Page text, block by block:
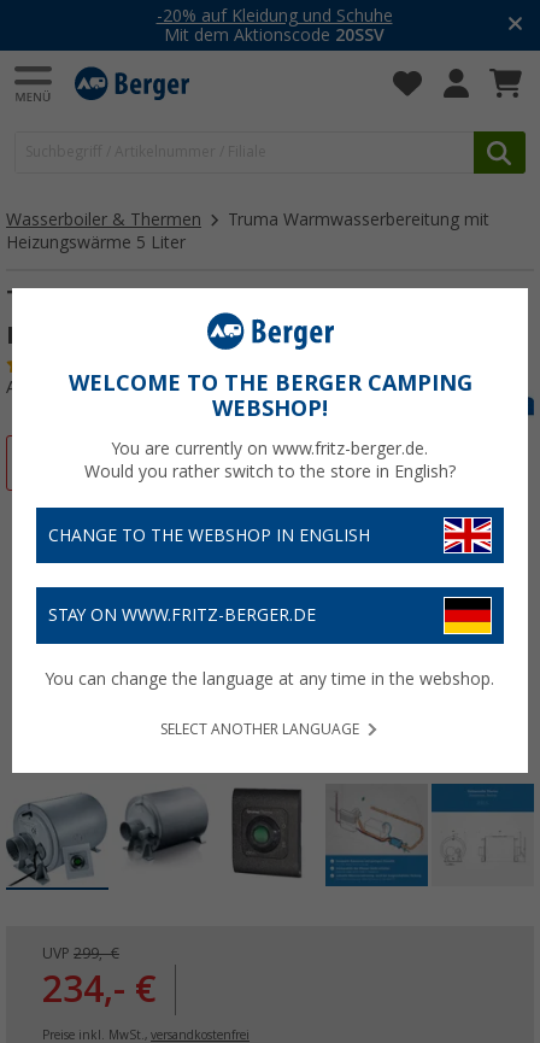
-20% auf Kleidung und Schuhe
Mit dem Aktionscode 20SSV
Wasserboiler & Thermen
Truma Warmwasserbereitung mit
Heizungswärme 5 Liter
Truma Warmwasserbereitung mit
Heizungswärme 5 Liter
Art.-Nr.: 100830
UVP 299,- €
234,- €
Preise inkl. MwSt., versandkostenfrei
WELCOME TO THE BERGER CAMPING
WEBSHOP!
You are currently on www.fritz-berger.de.
Would you rather switch to the store in English?
CHANGE TO THE WEBSHOP IN ENGLISH
STAY ON WWW.FRITZ-BERGER.DE
You can change the language at any time in the webshop.
SELECT ANOTHER LANGUAGE